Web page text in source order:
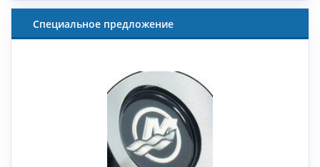
Специальное предложение